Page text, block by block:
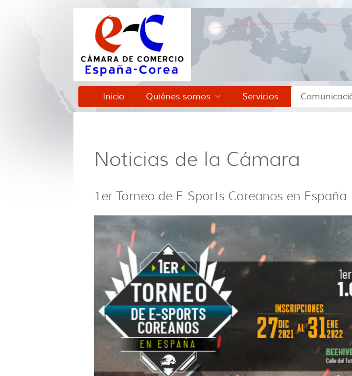
Inicio Quiénes somos Servicios
Noticias de la Cámara
1er Torneo de E-Sports Coreanos en España